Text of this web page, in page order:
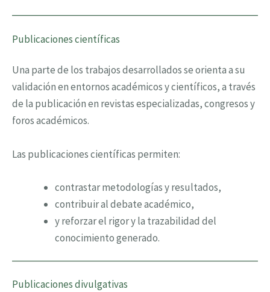
Publicaciones científicas
Una parte de los trabajos desarrollados se orienta a su
validación en entornos académicos y científicos, a través
de la publicación en revistas especializadas, congresos y
foros académicos.
Las publicaciones científicas permiten:
contrastar metodologías y resultados,
contribuir al debate académico,
y reforzar el rigor y la trazabilidad del
conocimiento generado.
Publicaciones divulgativas